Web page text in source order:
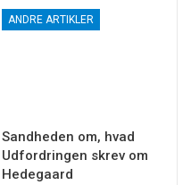
ANDRE ARTIKLER
Sandheden om, hvad
Udfordringen skrev om
Hedegaard